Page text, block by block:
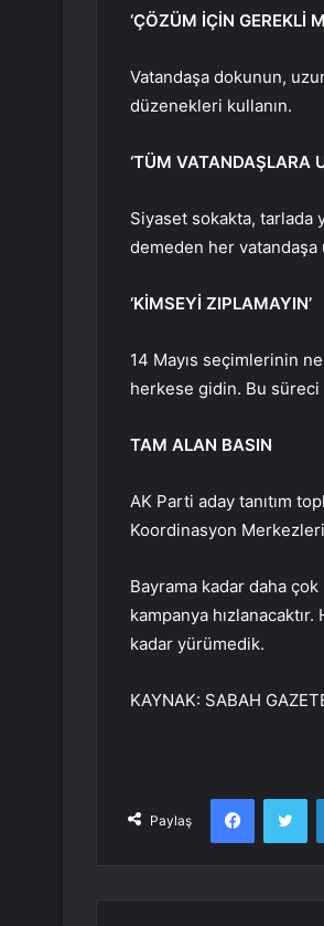
‘ÇÖZÜM İÇİN GEREKLİ
Vatandaşa dokunun,
düzenekleri kullanın.
‘TÜM VATANDAŞLARA
Siyaset sokakta, tarlada
demeden her vatandaşa
‘KİMSEYİ ZIPLAMAYIN’
14 Mayıs seçimlerinin
herkese gidin. Bu süreci
TAM ALAN BASIN
AK Parti aday tanıtım
Koordinasyon
Bayrama kadar daha
kampanya
kadar yürümedik.
KAYNAK: SABAH
Paylaş
Facebook